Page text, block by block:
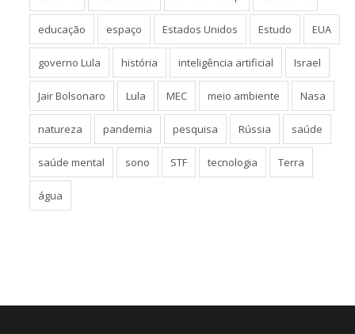
educação espaço Estados Unidos Estudo EUA
governo Lula história inteligência artificial Israel
Jair Bolsonaro Lula MEC meio ambiente Nasa
natureza pandemia pesquisa Rússia saúde
saúde mental sono STF tecnologia Terra
água